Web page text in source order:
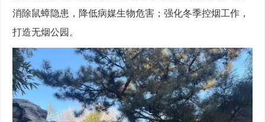
消除鼠蟑隐患，降低病媒生物危害；强化冬季控烟工作，
打造无烟公园。